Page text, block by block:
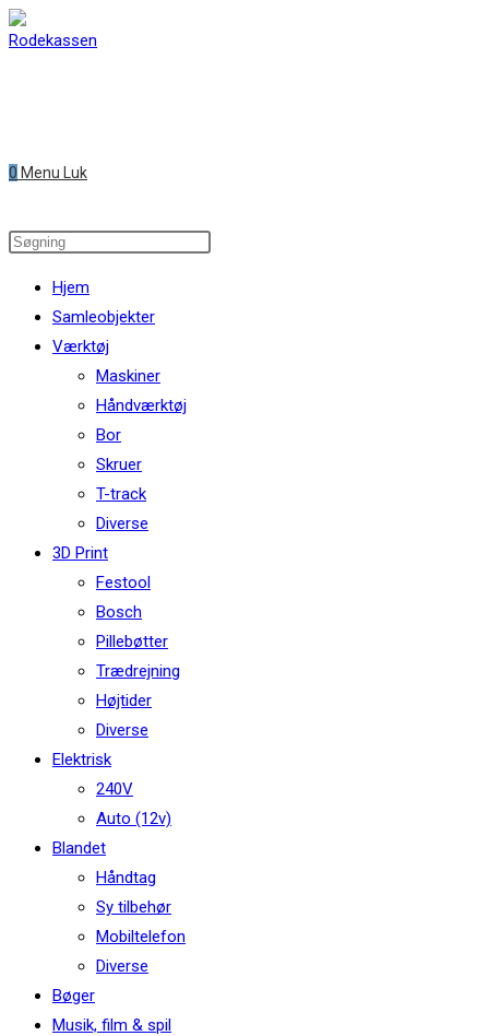
Skip
to
0 Menu Luk
Search
website
Hjem
Samleobjekter
Værktøj
Maskiner
Håndværktøj
Bor
Skruer
T-track
Diverse
3D Print
Festool
Bosch
Pillebøtter
Trædrejning
Højtider
Diverse
Elektrisk
240V
Auto (12v)
Blandet
Håndtag
Sy tilbehør
Mobiltelefon
Diverse
Bøger
Musik, film & spil